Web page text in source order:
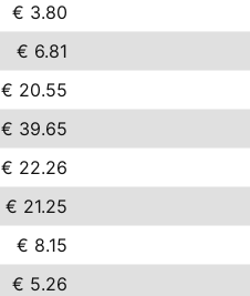
€ 3.80
€ 6.81
€ 20.55
€ 39.65
€ 22.26
€ 21.25
€ 8.15
€ 5.26